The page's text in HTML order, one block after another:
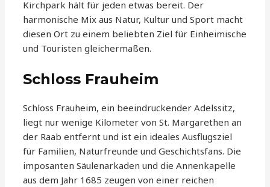
Kirchpark hält für jeden etwas bereit. Der
harmonische Mix aus Natur, Kultur und Sport macht
diesen Ort zu einem beliebten Ziel für Einheimische
und Touristen gleichermaßen.
Schloss Frauheim
Schloss Frauheim, ein beeindruckender Adelssitz,
liegt nur wenige Kilometer von St. Margarethen an
der Raab entfernt und ist ein ideales Ausflugsziel
für Familien, Naturfreunde und Geschichtsfans. Die
imposanten Säulenarkaden und die Annenkapelle
aus dem Jahr 1685 zeugen von einer reichen